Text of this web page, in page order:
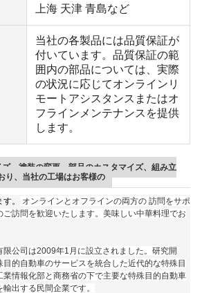
上海 天津 青島など
当社の各製品には品質保証が
付いています。品質保証の範
囲内の部品については、実際
の状況に応じてオンラインリ
モートアシスタンスまたはオ
フラインメンテナンスを提供
します。
、塗装の変更、部品のカスタマイズ、組み立
り、当社の工場はお客様の
。
オンラインとオフラインの両方の 訪問をサポ
訪問を歓迎いたします。美味しい中華料理でお
公司は2009年1月に設立されました。研究開
的自動車のサービスを統合した近代的な特殊目
情報化部と商務省の下で主要な特殊目的自動車
出する民間企業です。